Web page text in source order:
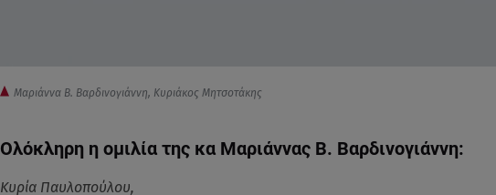
Μαριάννα Β. Βαρδινογιάννη, Κυριάκος Μητσοτάκης
Ολόκληρη η ομιλία της κα Μαριάννας Β. Βαρδινογιάννη:
Κυρία Παυλοπούλου,